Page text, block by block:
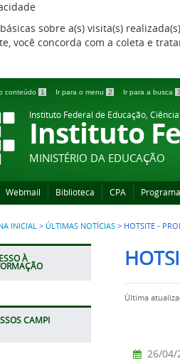
sobre a(s) visita(s)
você concorda com a coleta e
conteúdo 1 Ir para o menu 2 Ir para a busca 3
Instituto Federal de Educação,
Instituto
MINISTÉRIO DA EDUCAÇÃO
Webmail Biblioteca CPA
INICIAL > ÚLTIMAS NOTÍCIAS > HOTSITE -
À
CAMPI
Última
26/04/